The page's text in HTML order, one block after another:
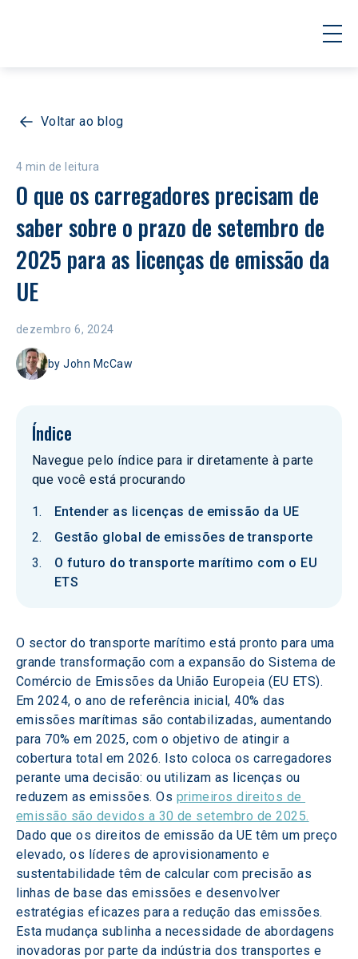
Voltar ao blog
4 min de leitura
O que os carregadores precisam de
saber sobre o prazo de setembro de
2025 para as licenças de emissão da
UE
dezembro 6, 2024
byJohn McCaw
Índice
Navegue pelo índice para ir diretamente à parte
que você está procurando
Entender as licenças de emissão da UE
Gestão global de emissões de transporte
O futuro do transporte marítimo com o EU
ETS
O sector do transporte marítimo está pronto para uma
grande transformação com a expansão do Sistema de
Comércio de Emissões da União Europeia (EU ETS).
Em 2024, o ano de referência inicial, 40% das
emissões marítimas são contabilizadas, aumentando
para 70% em 2025, com o objetivo de atingir a
cobertura total em 2026. Isto coloca os carregadores
perante uma decisão: ou utilizam as licenças ou
reduzem as emissões. Os primeiros direitos de
emissão são devidos a 30 de setembro de 2025.
Dado que os direitos de emissão da UE têm um preço
elevado, os líderes de aprovisionamento e
sustentabilidade têm de calcular com precisão as
linhas de base das emissões e desenvolver
estratégias eficazes para a redução das emissões.
Esta mudança sublinha a necessidade de abordagens
inovadoras por parte da indústria dos transportes e